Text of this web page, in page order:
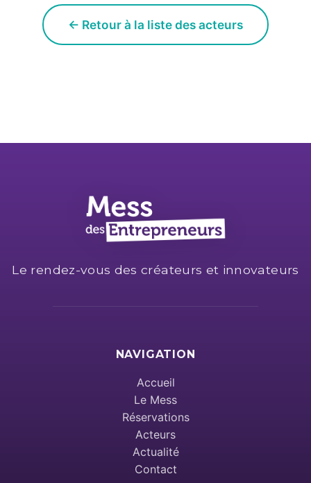
← Retour à la liste des acteurs
Le rendez-vous des créateurs et innovateurs
NAVIGATION
Accueil
Le Mess
Réservations
Acteurs
Actualité
Contact